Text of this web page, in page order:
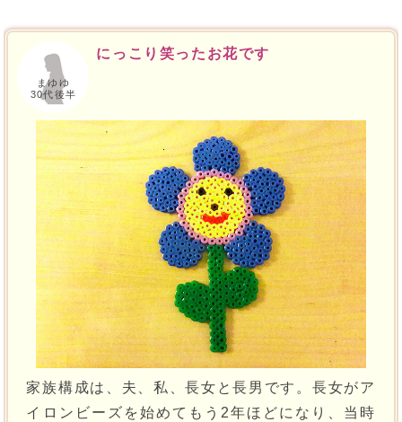
まゆゆ
30代後半
にっこり笑ったお花です
家族構成は、夫、私、長女と長男です。長女がア
イロンビーズを始めてもう2年ほどになり、当時